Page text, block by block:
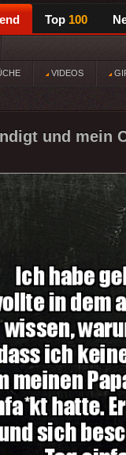
Top 100
VIDEOS
und mein